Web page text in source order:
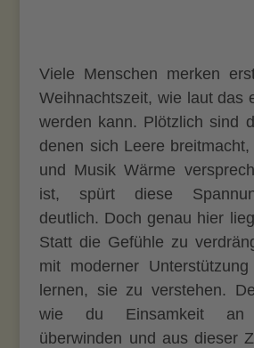
Viele Menschen merken
Weihnachtszeit, wie laut das
werden kann. Plötzlich sind
denen sich Leere
und Musik Wärme
ist, spürt diese
deutlich. Doch genau hier
Statt die Gefühle zu
mit moderner
lernen, sie zu verstehen.
wie du Einsamkeit an
überwinden und aus dieser